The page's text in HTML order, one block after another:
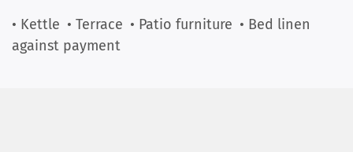
• Kettle • Terrace • Patio furniture • Bed linen
against payment